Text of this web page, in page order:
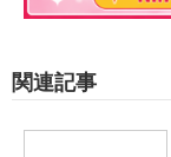
関連記事